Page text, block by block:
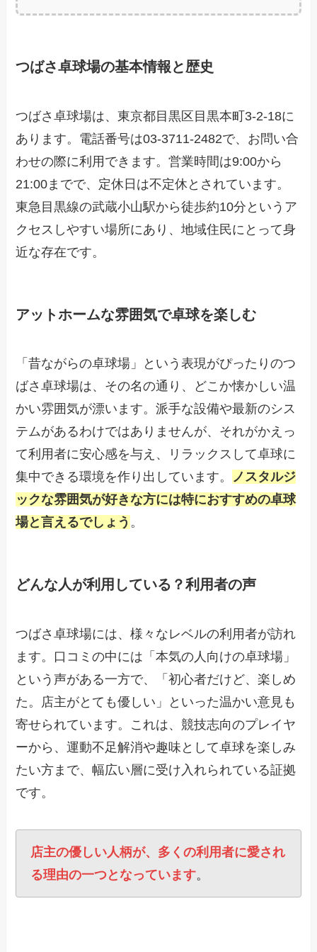
つばさ卓球場の基本情報と歴史
つばさ卓球場は、東京都目黒区目黒本町3-2-18に
あります。電話番号は03-3711-2482で、お問い合
わせの際に利用できます。営業時間は9:00から
21:00までで、定休日は不定休とされています。
東急目黒線の武蔵小山駅から徒歩約10分というア
クセスしやすい場所にあり、地域住民にとって身
近な存在です。
アットホームな雰囲気で卓球を楽しむ
「昔ながらの卓球場」という表現がぴったりのつ
ばさ卓球場は、その名の通り、どこか懐かしい温
かい雰囲気が漂います。派手な設備や最新のシス
テムがあるわけではありませんが、それがかえっ
て利用者に安心感を与え、リラックスして卓球に
集中できる環境を作り出しています。 ノスタルジ
ックな雰囲気が好きな方には特におすすめの卓球
場と言えるでしょう 。
どんな人が利用している？利用者の声
つばさ卓球場には、様々なレベルの利用者が訪れ
ます。口コミの中には「本気の人向けの卓球場」
という声がある一方で、「初心者だけど、楽しめ
た。店主がとても優しい」といった温かい意見も
寄せられています。これは、競技志向のプレイヤ
ーから、運動不足解消や趣味として卓球を楽しみ
たい方まで、幅広い層に受け入れられている証拠
です。
店主の優しい人柄が、多くの利用者に愛され
る理由の一つとなっています。